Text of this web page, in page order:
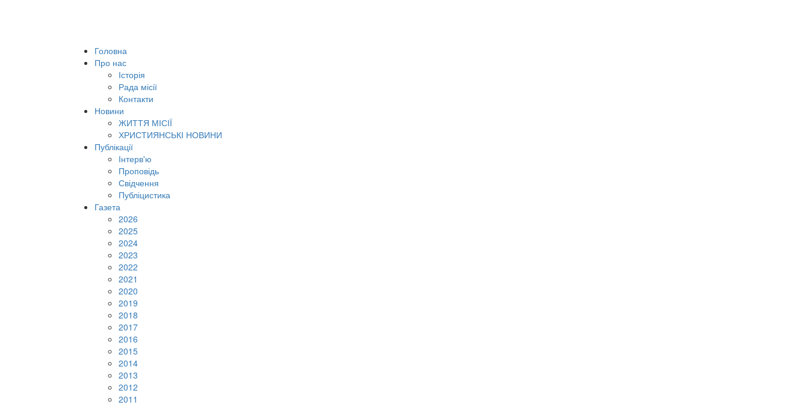
Головна
Про нас
Історія
Рада місії
Контакти
Новини
ЖИТТЯ МІСІЇ
ХРИСТИЯНСЬКІ НОВИНИ
Публікації
Інтерв'ю
Проповідь
Свідчення
Публіцистика
Газета
2026
2025
2024
2023
2022
2021
2020
2019
2018
2017
2016
2015
2014
2013
2012
2011